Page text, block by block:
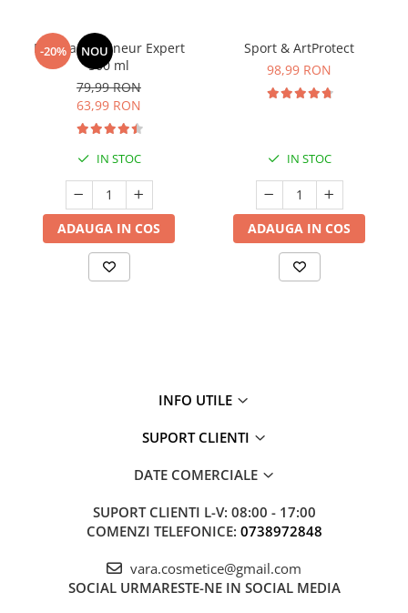
-20% NOU
Manhaē Draineur Expert
500 ml
79,99 RON
63,99 RON
IN STOC
ADAUGA IN COS
Sport & ArtProtect
98,99 RON
IN STOC
ADAUGA IN COS
INFO UTILE
SUPORT CLIENTI
DATE COMERCIALE
SUPORT CLIENTI L-V: 08:00 - 17:00
COMENZI TELEFONICE: 0738972848
vara.cosmetice@gmail.com
SOCIAL URMARESTE-NE IN SOCIAL MEDIA